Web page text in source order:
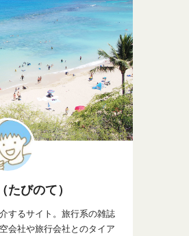
びのて）
するサイト。旅行系の雑誌
会社や旅行会社とのタイア